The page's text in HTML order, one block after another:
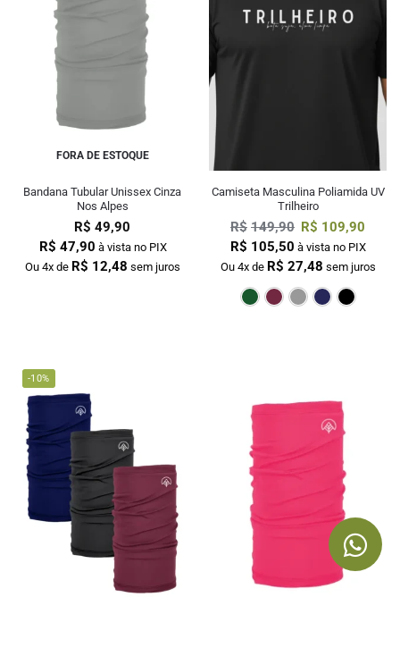
FORA DE ESTOQUE
Bandana Tubular Unissex Cinza
Nos Alpes
R$ 49,90
R$ 47,90 à vista no PIX
Ou 4x de R$ 12,48 sem juros
Camiseta Masculina Poliamida UV
Trilheiro
R$ 149,90 R$ 109,90
R$ 105,50 à vista no PIX
Ou 4x de R$ 27,48 sem juros
Verde Escuro
Bordô
-10%